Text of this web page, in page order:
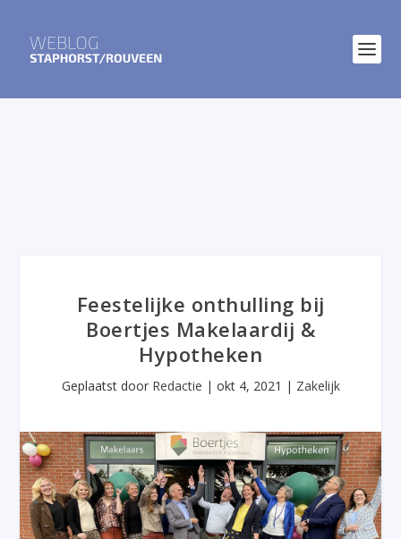
Feestelijke onthulling bij
Boertjes Makelaardij &
Hypotheken
Geplaatst door Redactie | okt 4, 2021 | Zakelijk